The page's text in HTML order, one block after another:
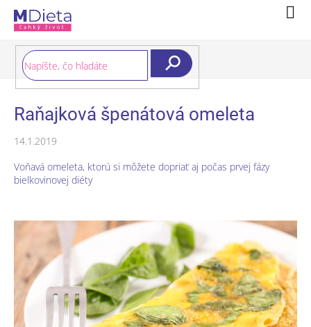
obsah
Raňajková špenátová omeleta
14.1.2019
Voňavá omeleta, ktorú si môžete dopriať aj počas prvej fázy
bielkovinovej diéty